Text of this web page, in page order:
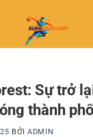
Sự trở
thành phố
BỞIADMIN